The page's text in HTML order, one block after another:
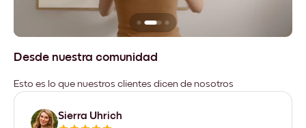
Desde nuestra comunidad
Esto es lo que nuestros clientes dicen de nosotros
Sierra Uhrich